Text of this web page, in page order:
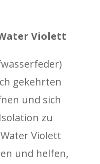
Violett
gekehrten
und sich
zu
Violett
und helfen,